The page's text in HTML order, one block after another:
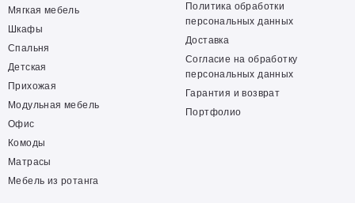
Мягкая мебель
Шкафы
Спальня
Детская
Прихожая
Модульная мебель
Офис
Комоды
Матрасы
Мебель из ротанга
Политика обработки
персональных данных
Доставка
Согласие на обработку
персональных данных
Гарантия и возврат
Портфолио